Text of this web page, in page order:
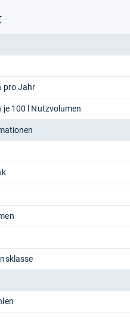
pro Jahr
je 100 l Nutzvolumen